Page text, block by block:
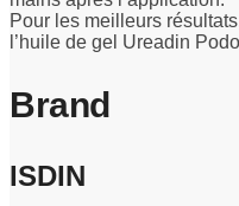
Pour les meilleurs
l’huile de gel Ureadin
Brand
ISDIN